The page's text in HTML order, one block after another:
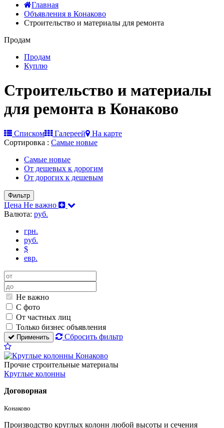
Главная
Объявления в Конаково
Строительство и материалы для ремонта
Продам
Продам
Куплю
Строительство и материалы
для ремонта в Конаково
Списком Галереей
На карте
Сортировка : Самые новые
Самые новые
От дешевых к дорогим
От дорогих к дешевым
Фильтр
Цена Не важно
Валюта: руб.
грн.
руб.
$
евр.
Не важно
С фото
От частных лиц
Только бизнес объявления
Применить Сбросить фильтр
Прочие строительные материалы
Круглые колонны
Договорная
Конаково
Производство круглых колонн любой высоты и сечения